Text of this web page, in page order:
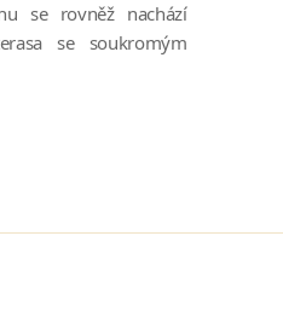
se rovněž nachází
se soukromým